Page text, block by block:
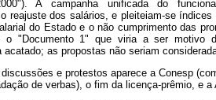
A campanha unificada do
reajuste dos salários, e pleiteiam-se
do Estado e o não cumprimento das
o "Documento 1" que viria a ser motivo
as propostas não seriam
e protestos aparece a Conesp
de verbas), o fim da licença-prêmio, e